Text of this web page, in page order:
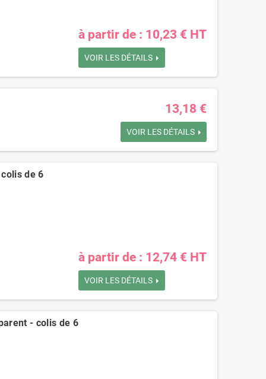
à partir de : 10,23 € HT
VOIR LES DÉTAILS
13,18 €
VOIR LES DÉTAILS
de 6
à partir de : 12,74 € HT
VOIR LES DÉTAILS
- colis de 6